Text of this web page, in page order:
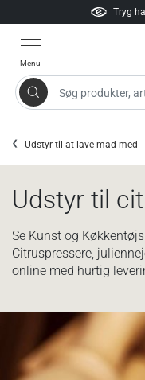
Tryg
Menu
Søg produkter, artikler,
Udstyr til at lave mad med
Udstyr til
Se Kunst og
Citruspressere,
online med hurtig